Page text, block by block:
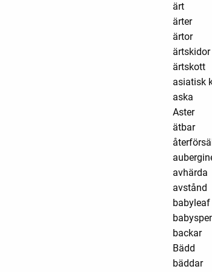
ärt
ärter
ärtor
ärtskidor
ärtskott
asiatisk
aska
Aster
ätbar
avhärda
avstånd
babyleaf
backar
Bädd
bäddar